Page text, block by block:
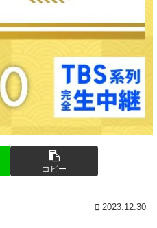
コピー
2023.12.30